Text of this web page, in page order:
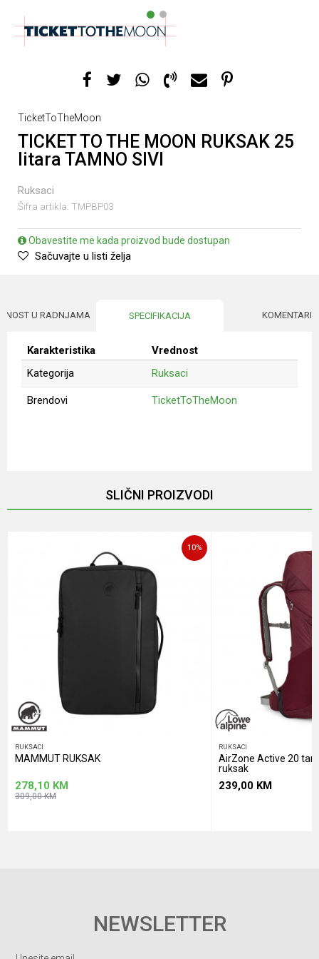
1 2
TicketToTheMoon
TICKET TO THE MOON RUKSAK 25
litara TAMNO SIVI
Ruksaci
Šifra artikla: TMPBP03
Obavestite me kada proizvod bude dostupan
Sačuvajte u listi želja
U RADNJAMA SPECIFIKACIJA KOMENTARI
Karakteristika
Vrednost
Kategorija
Ruksaci
Brendovi TicketToTheMoon
POŠALJI
SLIČNI PROIZVODI
10%
RUKSACI
MAMMUT RUKSAK
278,10 KM
309,00KM
RUKSACI
AirZone Active 20
ruksak
239,00 KM
NEWSLETTER